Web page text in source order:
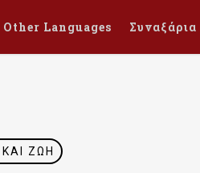
Other Languages Συναξάρια
ΖΩΉ